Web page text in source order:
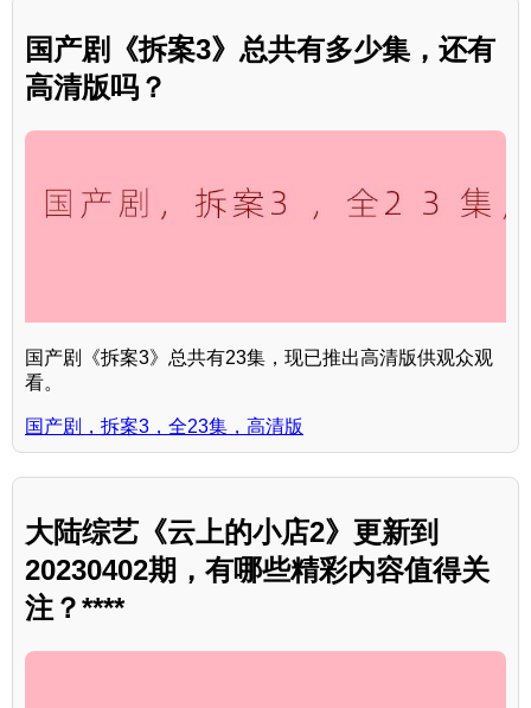
国产剧《拆案3》总共有多少集，还有
高清版吗？
国产剧《拆案3》总共有23集，现已推出高清版供观众观
看。
国产剧，拆案3，全23集，高清版
大陆综艺《云上的小店2》更新到
20230402期，有哪些精彩内容值得关
注？****